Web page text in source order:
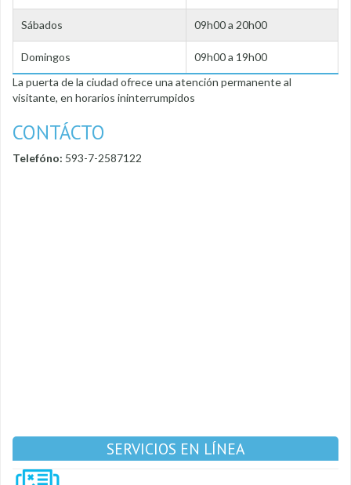
Sábados 09h00 a 20h00
Domingos
09h00 a 19h00
La puerta de la ciudad ofrece una atención permanente al
visitante, en horarios ininterrumpidos
CONTÁCTO
Telefóno: 593-7-2587122
SERVICIOS EN LÍNEA